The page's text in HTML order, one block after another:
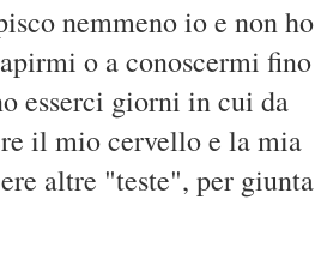
nemmeno io e non ho
o a conoscermi fino
esserci giorni in cui da
il mio cervello e la mia
altre "teste", per giunta